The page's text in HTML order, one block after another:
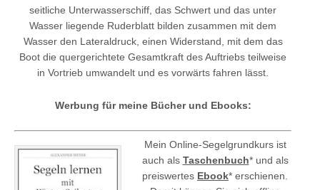
seitliche Unterwasserschiff, das Schwert und das unter
Wasser liegende Ruderblatt bilden zusammen mit dem
Wasser den Lateraldruck, einen Widerstand, mit dem das
Boot die quergerichtete Gesamtkraft des Auftriebs teilweise
in Vortrieb umwandelt und es vorwärts fahren lässt.
Werbung für meine Bücher und Ebooks:
Mein Online-Segelgrundkurs ist
auch als Taschenbuch* und als
preiswertes Ebook* erschienen.